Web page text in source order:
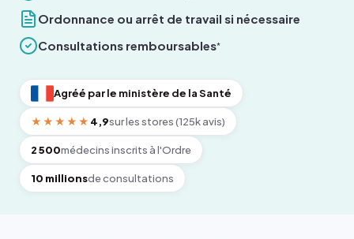
Ordonnance ou arrêt de travail si nécessaire
Consultations remboursables*
Agréé par le ministère de la Santé
★★★★★ 4,9sur les stores (125k avis)
2 500médecins inscrits à l'Ordre
10 millionsde consultations